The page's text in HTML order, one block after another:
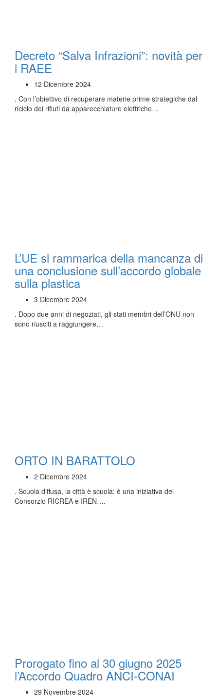
Decreto “Salva Infrazioni”: novità per
i RAEE
12 Dicembre 2024
. Con l’obiettivo di recuperare materie prime strategiche dal
riciclo dei rifiuti da apparecchiature elettriche…
L’UE si rammarica della mancanza di
una conclusione sull’accordo globale
sulla plastica
3 Dicembre 2024
. Dopo due anni di negoziati, gli stati membri dell’ONU non
sono riusciti a raggiungere…
ORTO IN BARATTOLO
2 Dicembre 2024
. Scuola diffusa, la città è scuola: è una iniziativa del
Consorzio RICREA e IREN….
Prorogato fino al 30 giugno 2025
l’Accordo Quadro ANCI-CONAI
29 Novembre 2024